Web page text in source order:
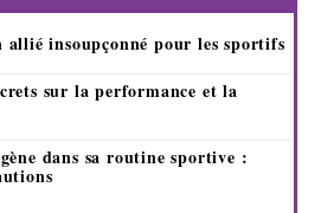
allié insoupçonné pour les sportifs
sur la performance et la
dans sa routine sportive :